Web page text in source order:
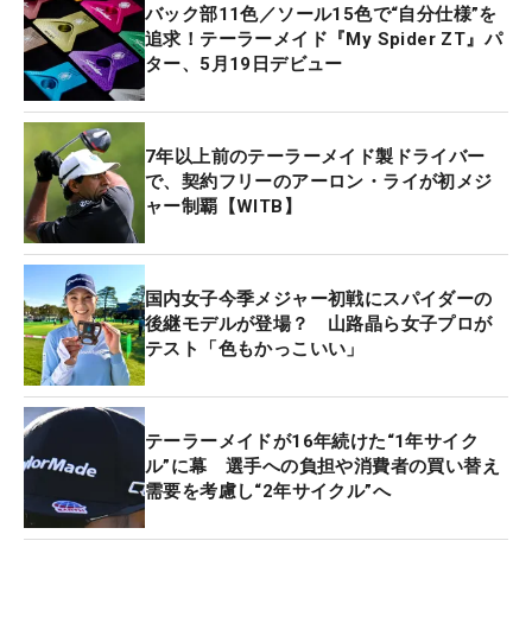
バック部11色／ソール15色で“自分仕様”を
追求！テーラーメイド『My Spider ZT』パ
ター、5月19日デビュー
7年以上前のテーラーメイド製ドライバー
で、契約フリーのアーロン・ライが初メジ
ャー制覇【WITB】
国内女子今季メジャー初戦にスパイダーの
後継モデルが登場？ 山路晶ら女子プロが
テスト「色もかっこいい」
テーラーメイドが16年続けた“1年サイク
ル”に幕 選手への負担や消費者の買い替え
需要を考慮し“2年サイクル”へ